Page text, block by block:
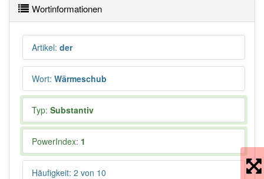
Wortinformationen
Artikel: der
Wort: Wärmeschub
Typ: Substantiv
PowerIndex: 1
Häufigkeit: 2 von 10